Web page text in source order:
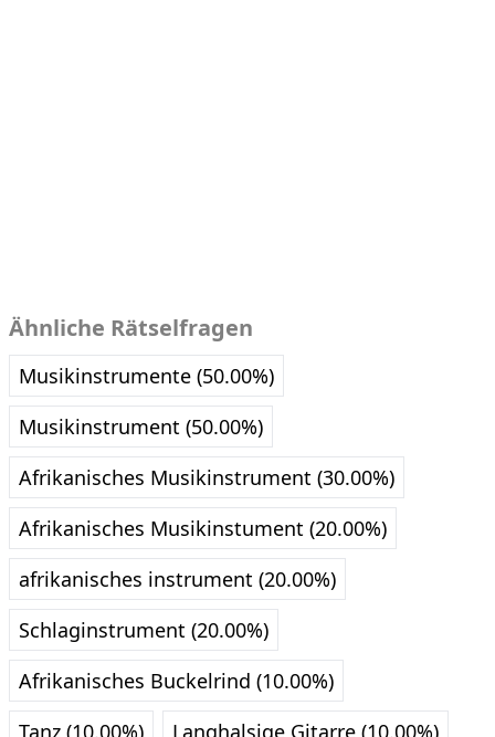
Ähnliche Rätselfragen
Musikinstrumente (50.00%)
Musikinstrument (50.00%)
Afrikanisches Musikinstrument (30.00%)
Afrikanisches Musikinstument (20.00%)
afrikanisches instrument (20.00%)
Schlaginstrument (20.00%)
Afrikanisches Buckelrind (10.00%)
Tanz (10.00%)
Langhalsige Gitarre (10.00%)